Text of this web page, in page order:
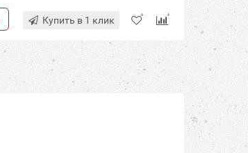
Купить в 1 клик